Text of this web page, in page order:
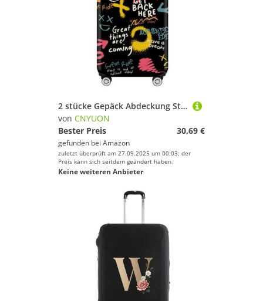
2 stücke Gepäck Abdeckung Stretch Stoff Koffer Schutz Staub Fall Geeignet for Reise Veranstalter(Colorful dot,L)
von CNYUON
Bester Preis
30,69 €
gefunden bei Amazon
zuletzt überprüft am 27.09.2025 um 00:03; der
Preis kann sich seitdem geändert haben.
Keine weiteren Anbieter